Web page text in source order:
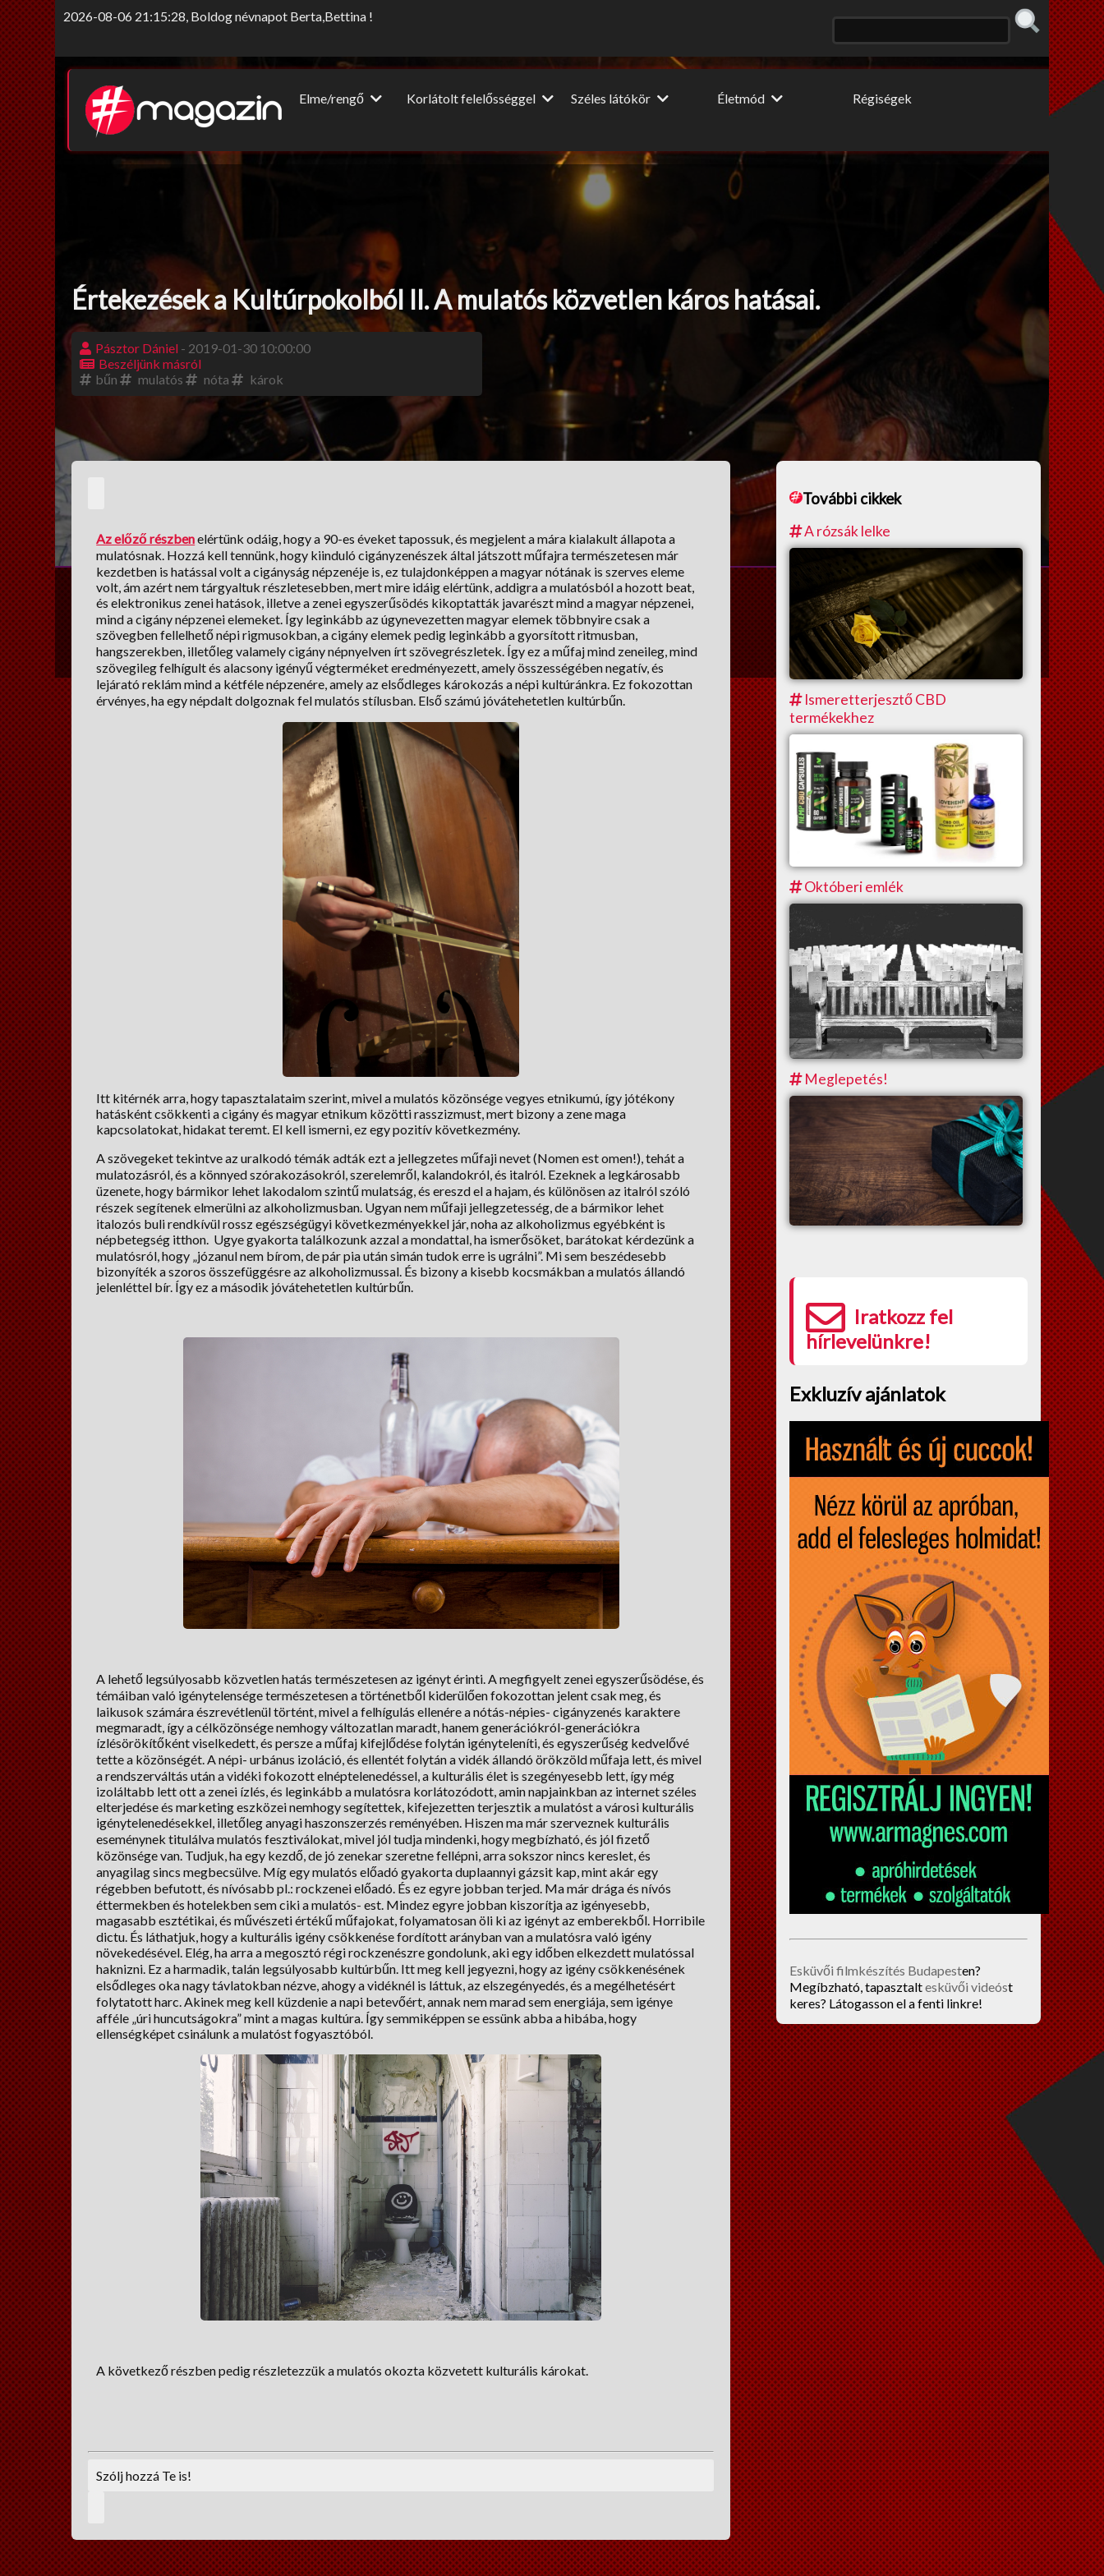
2026-08-06 21:15:28, Boldog névnapot Berta,Bettina !
Elme/rengő Korlátolt felelősséggel Széles látókör
NagyUtazó
Interjú
Életmód
A nagy fogyidráma
Lelki Pillér
Régiségek
Cooltúr Koktél
Értekezések a Kultúrpokolból II. A mulatós közvetlen káros hatásai.
Pásztor Dániel - 2019-01-30 10:00:00
Beszéljünk másról
bűn
mulatós nóta károk
Az előző részbenelértünk odáig, hogy a 90-es éveket tapossuk, és megjelent a mára kialakult állapota a
mulatósnak. Hozzá kell tennünk, hogy kiinduló cigányzenészek által játszott műfajra természetesen már
kezdetben is hatással volt a cigányság népzenéje is, ez tulajdonképpen a magyar nótának is szerves eleme
volt, ám azért nem tárgyaltuk részletesebben, mert mire idáig elértünk, addigra a mulatósból a hozott beat,
és elektronikus zenei hatások, illetve a zenei egyszerűsödés kikoptatták javarészt mind a magyar népzenei,
mind a cigány népzenei elemeket. Így leginkább az úgynevezetten magyar elemek többnyire csak a
szövegben fellelhető népi rigmusokban, a cigány elemek pedig leginkább a gyorsított ritmusban,
hangszerekben, illetőleg valamely cigány népnyelven írt szövegrészletek. Így ez a műfaj mind zeneileg, mind
szövegileg felhígult és alacsony igényű végterméket eredményezett, amely összességében negatív, és
lejárató reklám mind a kétféle népzenére, amely az elsődleges károkozás a népi kultúránkra. Ez fokozottan
érvényes, ha egy népdalt dolgoznak fel mulatós stílusban. Első számú jóvátehetetlen kultúrbűn.
Itt kitérnék arra, hogy tapasztalataim szerint, mivel a mulatós közönsége vegyes etnikumú, így jótékony
hatásként csökkenti a cigány és magyar etnikum közötti rasszizmust, mert bizony a zene maga
kapcsolatokat, hidakat teremt. El kell ismerni, ez egy pozitív következmény.
A szövegeket tekintve az uralkodó témák adták ezt a jellegzetes műfaji nevet (Nomen est omen!), tehát a
mulatozásról, és a könnyed szórakozásokról, szerelemről, kalandokról, és italról. Ezeknek a legkárosabb
üzenete, hogy bármikor lehet lakodalom szintű mulatság, és ereszd el a hajam, és különösen az italról szóló
részek segítenek elmerülni az alkoholizmusban. Ugyan nem műfaji jellegzetesség, de a bármikor lehet
italozós buli rendkívül rossz egészségügyi következményekkel jár, noha az alkoholizmus egyébként is
népbetegség itthon. Ugye gyakorta találkozunk azzal a mondattal, ha ismerősöket, barátokat kérdezünk a
mulatósról, hogy „józanul nem bírom, de pár pia után simán tudok erre is ugrálni”. Mi sem beszédesebb
bizonyíték a szoros összefüggésre az alkoholizmussal. És bizony a kisebb kocsmákban a mulatós állandó
jelenléttel bír. Így ez a második jóvátehetetlen kultúrbűn.
A lehető legsúlyosabb közvetlen hatás természetesen az igényt érinti. A megfigyelt zenei egyszerűsödése, és
témáiban való igénytelensége természetesen a történetből kiderülően fokozottan jelent csak meg, és
laikusok számára észrevétlenül történt, mivel a felhígulás ellenére a nótás-népies- cigányzenés karaktere
megmaradt, így a célközönsége nemhogy változatlan maradt, hanem generációkról-generációkra
ízlésörökítőként viselkedett, és persze a műfaj kifejlődése folytán igényteleníti, és egyszerűség kedvelővé
tette a közönségét. A népi- urbánus izoláció, és ellentét folytán a vidék állandó örökzöld műfaja lett, és mivel
a rendszerváltás után a vidéki fokozott elnéptelenedéssel, a kulturális élet is szegényesebb lett, így még
izoláltabb lett ott a zenei ízlés, és leginkább a mulatósra korlátozódott, amin napjainkban az internet széles
elterjedése és marketing eszközei nemhogy segítettek, kifejezetten terjesztik a mulatóst a városi kulturális
igénytelenedésekkel, illetőleg anyagi haszonszerzés reményében. Hiszen ma már szerveznek kulturális
eseménynek titulálva mulatós fesztiválokat, mivel jól tudja mindenki, hogy megbízható, és jól fizető
közönsége van. Tudjuk, ha egy kezdő, de jó zenekar szeretne fellépni, arra sokszor nincs kereslet, és
anyagilag sincs megbecsülve. Míg egy mulatós előadó gyakorta duplaannyi gázsit kap, mint akár egy
régebben befutott, és nívósabb pl.: rockzenei előadó. És ez egyre jobban terjed. Ma már drága és nívós
éttermekben és hotelekben sem ciki a mulatós- est. Mindez egyre jobban kiszorítja az igényesebb,
magasabb esztétikai, és művészeti értékű műfajokat, folyamatosan öli ki az igényt az emberekből. Horribile
dictu. És láthatjuk, hogy a kulturális igény csökkenése fordított arányban van a mulatósra való igény
növekedésével. Elég, ha arra a megosztó régi rockzenészre gondolunk, aki egy időben elkezdett mulatóssal
haknizni. Ez a harmadik, talán legsúlyosabb kultúrbűn. Itt meg kell jegyezni, hogy az igény csökkenésének
elsődleges oka nagy távlatokban nézve, ahogy a vidéknél is láttuk, az elszegényedés, és a megélhetésért
folytatott harc. Akinek meg kell küzdenie a napi betevőért, annak nem marad sem energiája, sem igénye
afféle „úri huncutságokra” mint a magas kultúra. Így semmiképpen se essünk abba a hibába, hogy
ellenségképet csinálunk a mulatóst fogyasztóból.
A következő részben pedig részletezzük a mulatós okozta közvetett kulturális károkat.
Szólj hozzá Te is!
További cikkek
A rózsák lelke
Ismeretterjesztő CBD
termékekhez
Októberi emlék
Meglepetés!
Iratkozz fel
hírlevelünkre!
Exkluzív ajánlatok
Esküvői filmkészítés Budapesten?
Megíbzható, tapasztaltesküvői videóst
keres? Látogasson el a fenti linkre!